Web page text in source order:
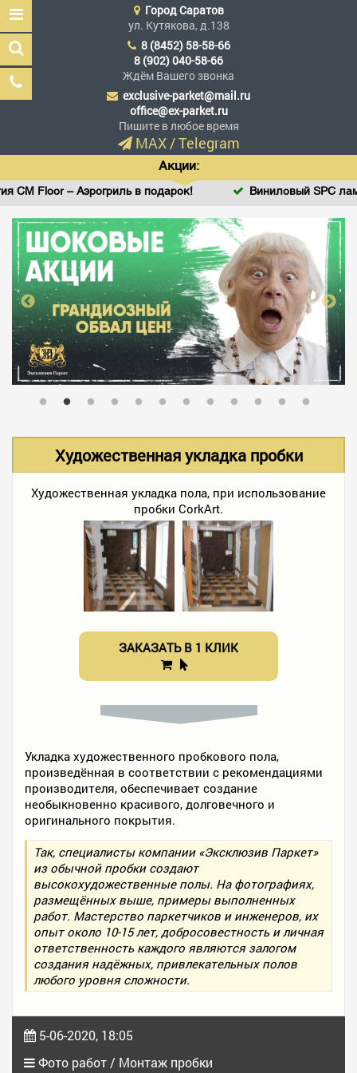
Эксклюзив Паркет
Мы сделали эксклюзив
доступным
ГЛАВНАЯ
АССОРТИМЕНТ
В НАЛИЧИИ
ФОТО РАБОТ
КОНТАКТЫ
ГородСаратов
ул. Кутякова, д.138
8 (8452) 58-58-66
8 (902) 040-58-66
Ждём Вашего звонка
exclusive-parket@mail.ru
office@ex-parket.ru
Пишите в любое время
MAX/Telegram
Акции:
CM Floor – Аэрогриль в подарок! Виниловый SPC
Художественная укладка пробки
Художественная укладка пола, при использование
пробки СorkАrt.
ЗАКАЗАТЬ В 1 КЛИК
Укладка художественного пробкового пола,
произведённая в соответствии с рекомендациями
производителя, обеспечивает создание
необыкновенно красивого, долговечного и
оригинального покрытия.
Так, специалисты компании «Эксклюзив Паркет»
из обычной пробки создают
высокохудожественные полы. На фотографиях,
размещённых выше, примеры выполненных
работ. Мастерство паркетчиков и инженеров, их
опыт около 10-15 лет, добросовестность и личная
ответственность каждого являются залогом
создания надёжных, привлекательных полов
любого уровня сложности.
5-06-2020, 18:05
Фото работ / Монтаж пробки